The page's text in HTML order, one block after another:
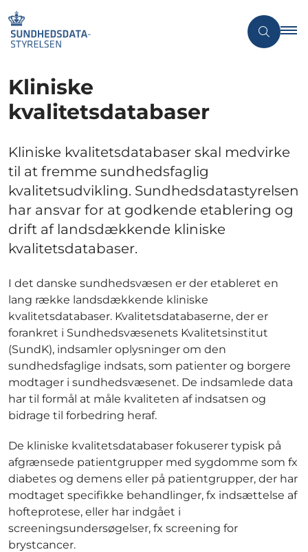
Kliniske
kvalitetsdatabaser
Kliniske kvalitetsdatabaser skal medvirke
til at fremme sundhedsfaglig
kvalitetsudvikling. Sundhedsdatastyrelsen
har ansvar for at godkende etablering og
drift af landsdækkende kliniske
kvalitetsdatabaser.
I det danske sundhedsvæsen er der etableret en
lang række landsdækkende kliniske
kvalitetsdatabaser. Kvalitetsdatabaserne, der er
forankret i Sundhedsvæsenets Kvalitetsinstitut
(SundK), indsamler oplysninger om den
sundhedsfaglige indsats, som patienter og borgere
modtager i sundhedsvæsenet. De indsamlede data
har til formål at måle kvaliteten af indsatsen og
bidrage til forbedring heraf.
De kliniske kvalitetsdatabaser fokuserer typisk på
afgrænsede patientgrupper med sygdomme som fx
diabetes og demens eller på patientgrupper, der har
modtaget specifikke behandlinger, fx indsættelse af
hofteprotese, eller har indgået i
screeningsundersøgelser, fx screening for
brystcancer.